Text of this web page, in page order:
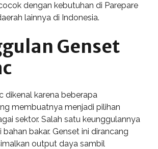
dengan kebutuhan di Parepare
lainnya di Indonesia.
Genset
dikenal karena beberapa
membuatnya menjadi pilihan
sektor. Salah satu keunggulannya
bahan bakar. Genset ini dirancang
output daya sambil